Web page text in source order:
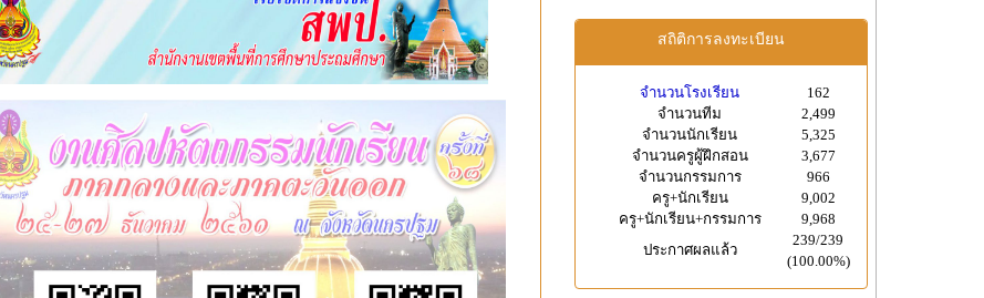
สถิติการลงทะเบียน
จำนวนโรงเรียน
162
จำนวนทีม
2,499
จำนวนนักเรียน
5,325
จำนวนครูผู้ฝึกสอน
3,677
จำนวนกรรมการ
966
ครู+นักเรียน
9,002
ครู+นักเรียน+กรรมการ
9,968
ประกาศผลแล้ว
239/239
(100.00%)